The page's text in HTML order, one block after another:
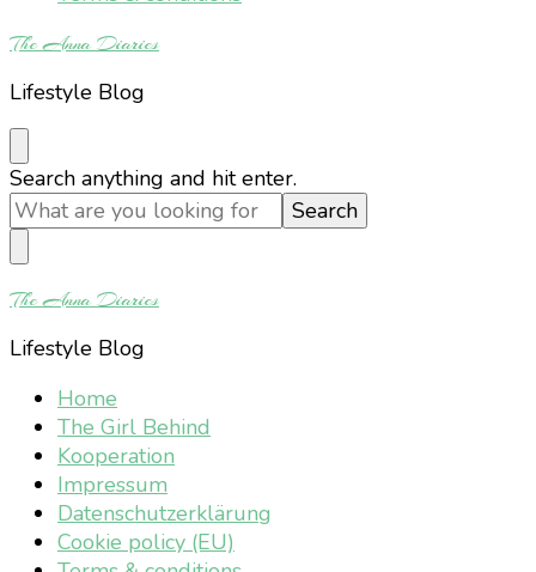
The Anna Diaries
Lifestyle Blog
Looking
for
Something?
Search anything and hit enter.
The Anna Diaries
Lifestyle Blog
Home
The Girl Behind
Kooperation
Impressum
Datenschutzerklärung
Cookie policy (EU)